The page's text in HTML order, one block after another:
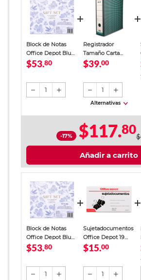
Block de Notas
Office Depot Blue
Birds 5 piezas
$53.80
1
Registrador
Tamaño Carta
Office Depot
$39.00
1
Alternativas
-17% $117.80
Añadir a carrito
Block de Notas
Office Depot Blue
Birds 5 piezas
$53.80
1
Sujetadocumentos
Office Depot 19
mm 12 piezas
$15.00
1